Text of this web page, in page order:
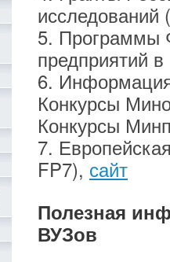
5. Программы
предприятий
6.
Конкурсы
Конкурсы
7.
FP7), сайт
Полезная
ВУЗов